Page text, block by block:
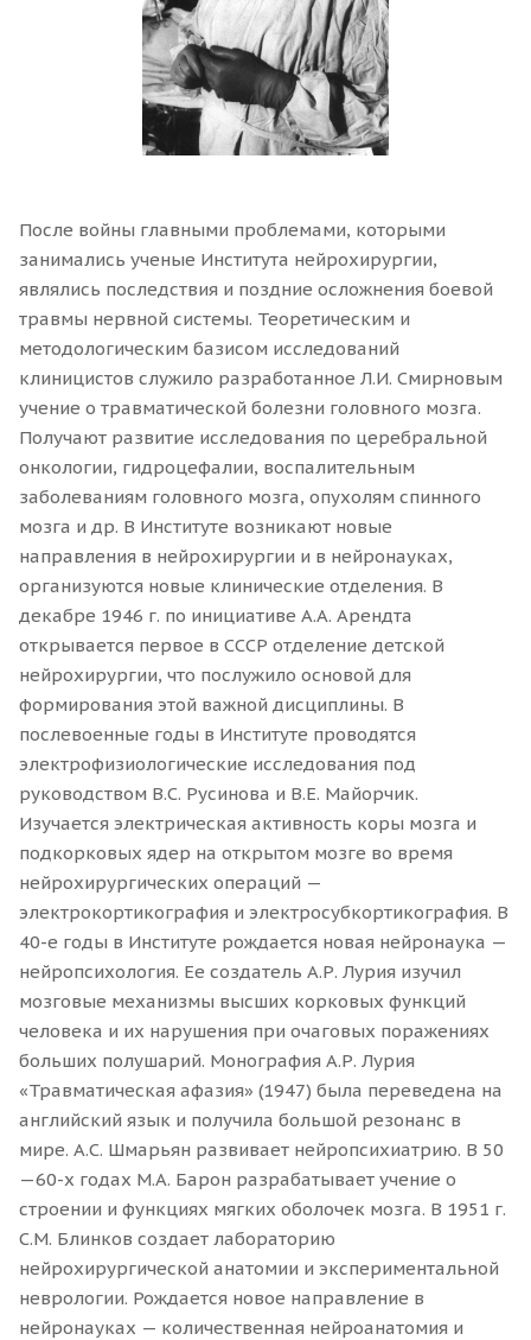
После войны главными проблемами, которыми
занимались ученые Института нейрохирургии,
являлись последствия и поздние осложнения боевой
травмы нервной системы. Теоретическим и
методологическим базисом исследований
клиницистов служило разработанное Л.И. Смирновым
учение о травматической болезни головного мозга.
Получают развитие исследования по церебральной
онкологии, гидроцефалии, воспалительным
заболеваниям головного мозга, опухолям спинного
мозга и др. В Институте возникают новые
направления в нейрохирургии и в нейронауках,
организуются новые клинические отделения. В
декабре 1946 г. по инициативе А.А. Арендта
открывается первое в СССР отделение детской
нейрохирургии, что послужило основой для
формирования этой важной дисциплины. В
послевоенные годы в Институте проводятся
электрофизиологические исследования под
руководством В.С. Русинова и В.Е. Майорчик.
Изучается электрическая активность коры мозга и
подкорковых ядер на открытом мозге во время
нейрохирургических операций —
электрокортикография и электросубкортикография. В
40-е годы в Институте рождается новая нейронаука —
нейропсихология. Ее создатель А.Р. Лурия изучил
мозговые механизмы высших корковых функций
человека и их нарушения при очаговых поражениях
больших полушарий. Монография А.Р. Лурия
«Травматическая афазия» (1947) была переведена на
английский язык и получила большой резонанс в
мире. А.С. Шмарьян развивает нейропсихиатрию. В 50
—60-х годах М.А. Барон разрабатывает учение о
строении и функциях мягких оболочек мозга. В 1951 г.
С.М. Блинков создает лабораторию
нейрохирургической анатомии и экспериментальной
неврологии. Рождается новое направление в
нейронауках — количественная нейроанатомия и